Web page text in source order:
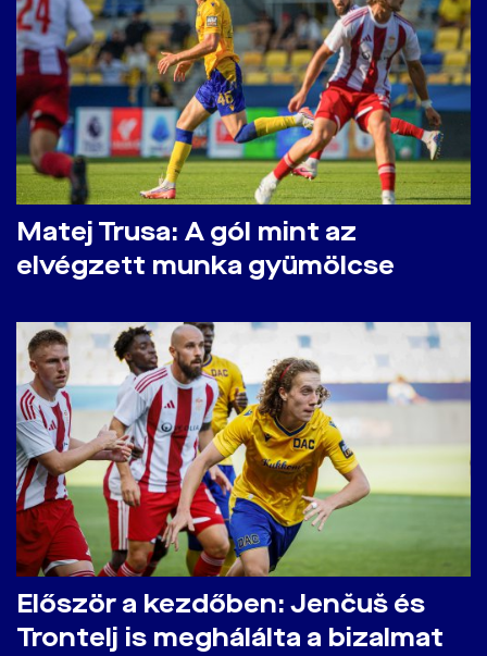
Matej Trusa: A gól mint az
elvégzett munka gyümölcse
Először a kezdőben: Jenčuš és
Trontelj is meghálálta a bizalmat